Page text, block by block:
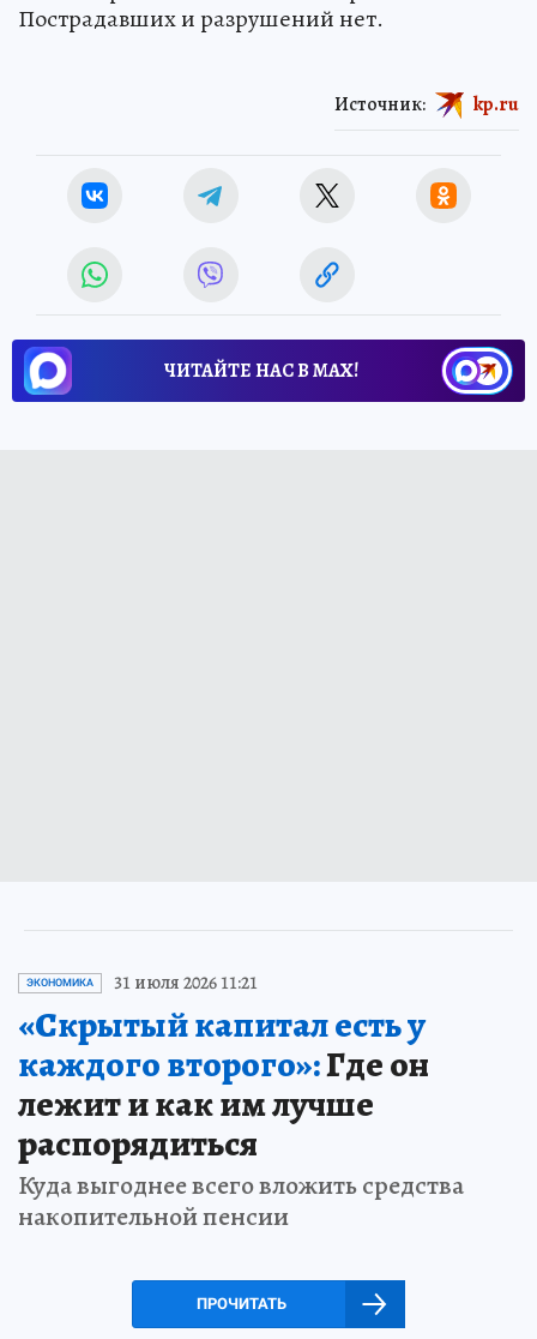
Пострадавших и разрушений нет.
Источник: kp.ru
ЧИТАЙТЕ НАС В МАХ!
ЭКОНОМИКА 31 июля 2026 11:21
«Скрытый капитал есть у
каждого второго»:Где он
лежит и как им лучше
распорядиться
Куда выгоднее всего вложить средства
накопительной пенсии
ПРОЧИТАТЬ